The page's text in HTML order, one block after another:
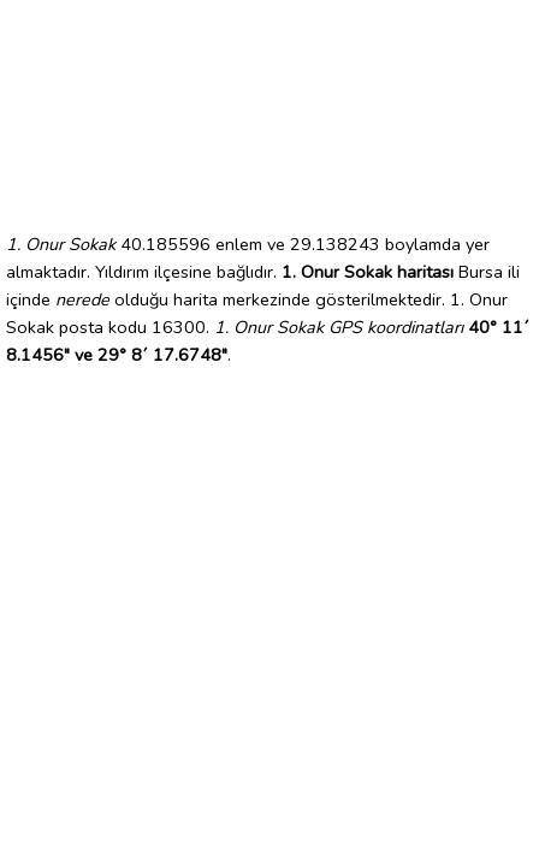
1. Onur Sokak40.185596 enlem ve 29.138243 boylamda yer
almaktadır. Yıldırım ilçesine bağlıdır. 1. Onur Sokak haritası Bursa ili
içinde nerede olduğu harita merkezinde gösterilmektedir. 1. Onur
Sokak posta kodu 16300. 1. Onur Sokak GPS koordinatları 40° 11´
8.1456" ve 29° 8´ 17.6748".